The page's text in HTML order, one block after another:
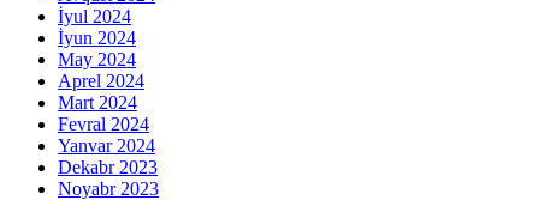
İyul 2024
İyun 2024
May 2024
Aprel 2024
Mart 2024
Fevral 2024
Yanvar 2024
Dekabr 2023
Noyabr 2023